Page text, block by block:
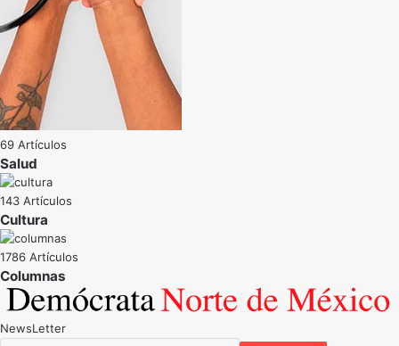
69 Artículos
Salud
143 Artículos
Cultura
1786 Artículos
NewsLetter